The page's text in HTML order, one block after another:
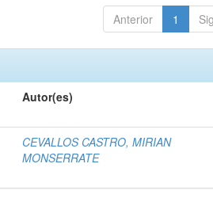
Anterior 1
Autor(es)
CEVALLOS CASTRO, MIRIAN
MONSERRATE